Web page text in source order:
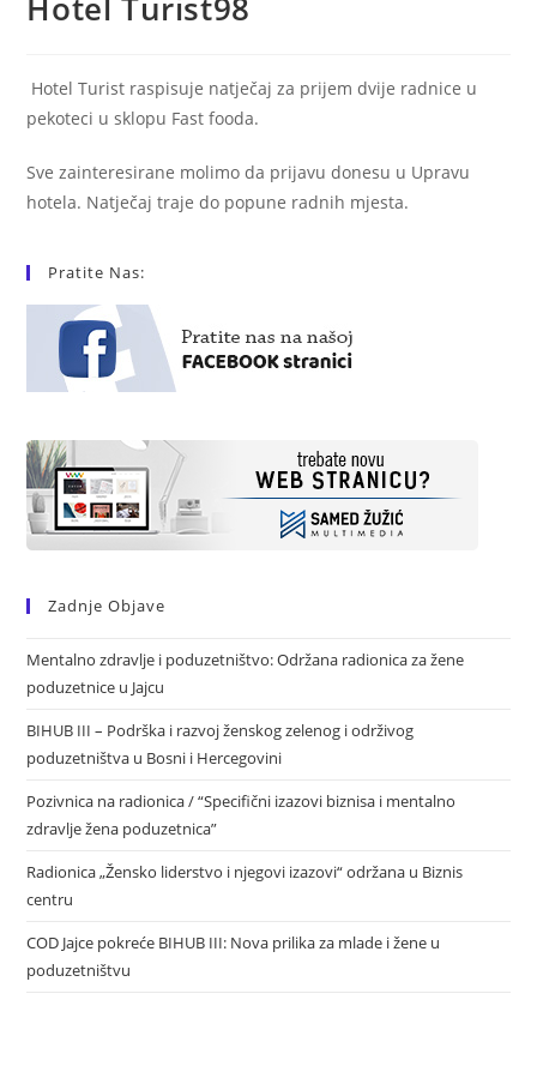
Hotel Turist98
Hotel Turist raspisuje natječaj za prijem dvije radnice u
pekoteci u sklopu Fast fooda.
Sve zainteresirane molimo da prijavu donesu u Upravu
hotela. Natječaj traje do popune radnih mjesta.
Pratite Nas:
Zadnje Objave
Mentalno zdravlje i poduzetništvo: Održana radionica za žene
poduzetnice u Jajcu
BIHUB III – Podrška i razvoj ženskog zelenog i održivog
poduzetništva u Bosni i Hercegovini
Pozivnica na radionica / “Specifični izazovi biznisa i mentalno
zdravlje žena poduzetnica”
Radionica „Žensko liderstvo i njegovi izazovi“ održana u Biznis
centru
COD Jajce pokreće BIHUB III: Nova prilika za mlade i žene u
poduzetništvu